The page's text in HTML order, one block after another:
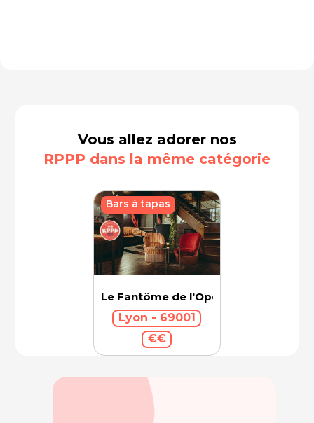
Vous allez adorer nos
RPPP dans la même catégorie
Le Fantôme de l'Opéra
Lyon - 69001
€€
Bars à tapas